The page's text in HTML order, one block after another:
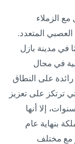
مع الزملاء
المتعدد.
التي تأسست قبل 127 عامًا في مدينة بازل
عالمية في مجال
على النطاق
ترتكز على تعزيز
إلا أنها
بنهاية عام
مع مختلف